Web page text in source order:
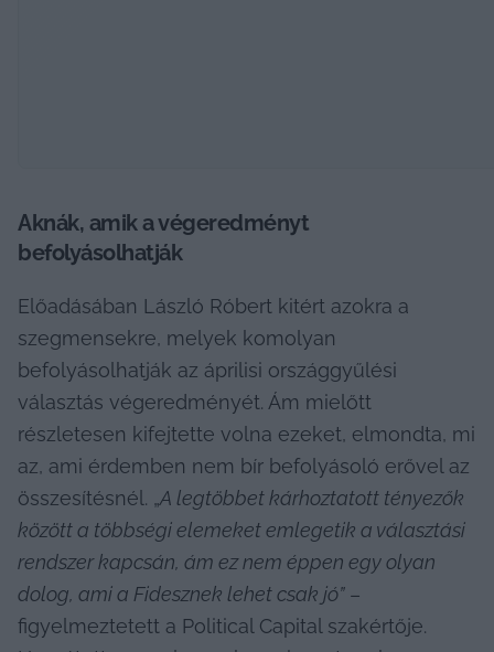
Aknák, amik a végeredményt
befolyásolhatják
Előadásában László Róbert kitért azokra a
szegmensekre, melyek komolyan
befolyásolhatják az áprilisi országgyűlési
választás végeredményét. Ám mielőtt
részletesen kifejtette volna ezeket, elmondta, mi
az, ami érdemben nem bír befolyásoló erővel az
összesítésnél. „A legtöbbet kárhoztatott tényezők
között a többségi elemeket emlegetik a választási
rendszer kapcsán, ám ez nem éppen egy olyan
dolog, ami a Fidesznek lehet csak jó” –
figyelmeztetett a Political Capital szakértője.